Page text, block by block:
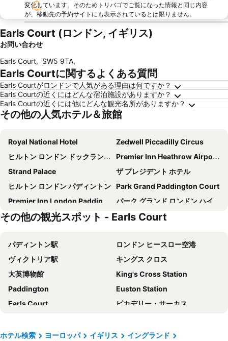
変化しています。そのためトリバゴでご覧になった情報と同じ内容
が、移動先の予約サイトにも表示されているとは限りません。
Earls Court (ロンドン, イギリス)
お問い合わせ
Earls Court, SW5 9TA,
Earls Courtに関するよくある質問
Earls Courtがロンドンで人気がある理由は何ですか？
Earls Courtの近くにはどんな宿泊施設がありますか？
Earls Courtの近くには他にどんな観光名所がありますか？
その他の人気ホテル＆旅館
Royal National Hotel
Zedwell Piccadilly Circus
ヒルトン ロンドン ドックランズ リバーサイド
Premier Inn Heathrow Airport Terminal 4
Strand Palace
ザ プレジデント ホテル
ヒルトン ロンドン パディントン Park Grand Paddington Court
Premier Inn London Paddington - Paddington Station
パーク グランド ロンドン ハイド パーク
Premier Inn London Hammersmith (Talgarth Road) hotel
タヴィストック ホテル
Ebury House Hotel
コプソーン タラ ホテル ロンドン ケンジントン
Kip Hotel
ノーフォーク タワーズ パディントン ホテル
セント ジャイルズ ロンドン - セント ジャイルズ ホテル
Bedford Hotel
Premier Inn London County Hall
チューダー コート ホテル
グランド ロイヤル ロンドン ハイド パーク
ヒルトン ロンドン ケンジントン
ラマダ ロンドン ノース M1
Aerotel London Heathrow Airport, Terminal 2 & Terminal 3
その他の観光スポット - Earls Court
パディントン駅
ロンドン ヒースロー空港
ヴィクトリア駅
キングス クロス
大英博物館
King's Cross Station
Paddington
Euston Station
Earls Court
ピカデリー・サーカス
ケンジントン
King's Cross St.Pancras Metro Station
ホテル検索 ヨーロッパ イギリス
イングランド